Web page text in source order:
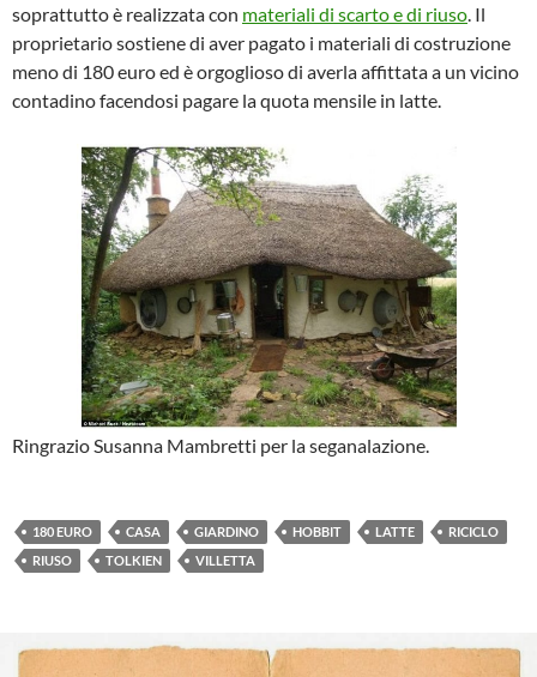
soprattutto è realizzata con materiali di scarto e di riuso. Il
proprietario sostiene di aver pagato i materiali di costruzione
meno di 180 euro ed è orgoglioso di averla affittata a un vicino
contadino facendosi pagare la quota mensile in latte.
Ringrazio Susanna Mambretti per la seganalazione.
180 EURO CASA GIARDINO HOBBIT LATTE
RICICLO
RIUSO
TOLKIEN VILLETTA